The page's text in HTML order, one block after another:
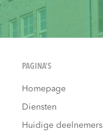
PAGINA’S
Homepage
Diensten
Huidige deelnemers